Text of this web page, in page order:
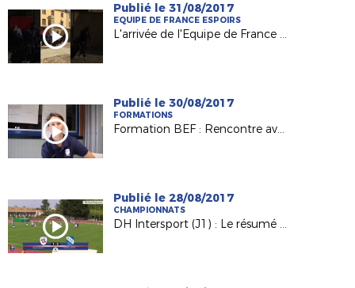
Publié le 31/08/2017
EQUIPE DE FRANCE ESPOIRS
L'arrivée de l'Equipe de France Espoirs à Laval !
Publié le 30/08/2017
FORMATIONS
Formation BEF : Rencontre avec Charlène Karsenti, joueuse et éducatrice au Mans FC
Publié le 28/08/2017
CHAMPIONNATS
DH Intersport (J1) : Le résumé de FC Rezé / AS La Châtaigneraie (1-2)